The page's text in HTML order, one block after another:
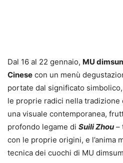
Dal 16 al 22 gennaio, MU
Cinese con un menù
portate dal significato
le proprie radici nella
una visuale contemporanea,
profondo legame di Suili Zhou –
con le proprie origini, e l’anima
tecnica dei cuochi di MU